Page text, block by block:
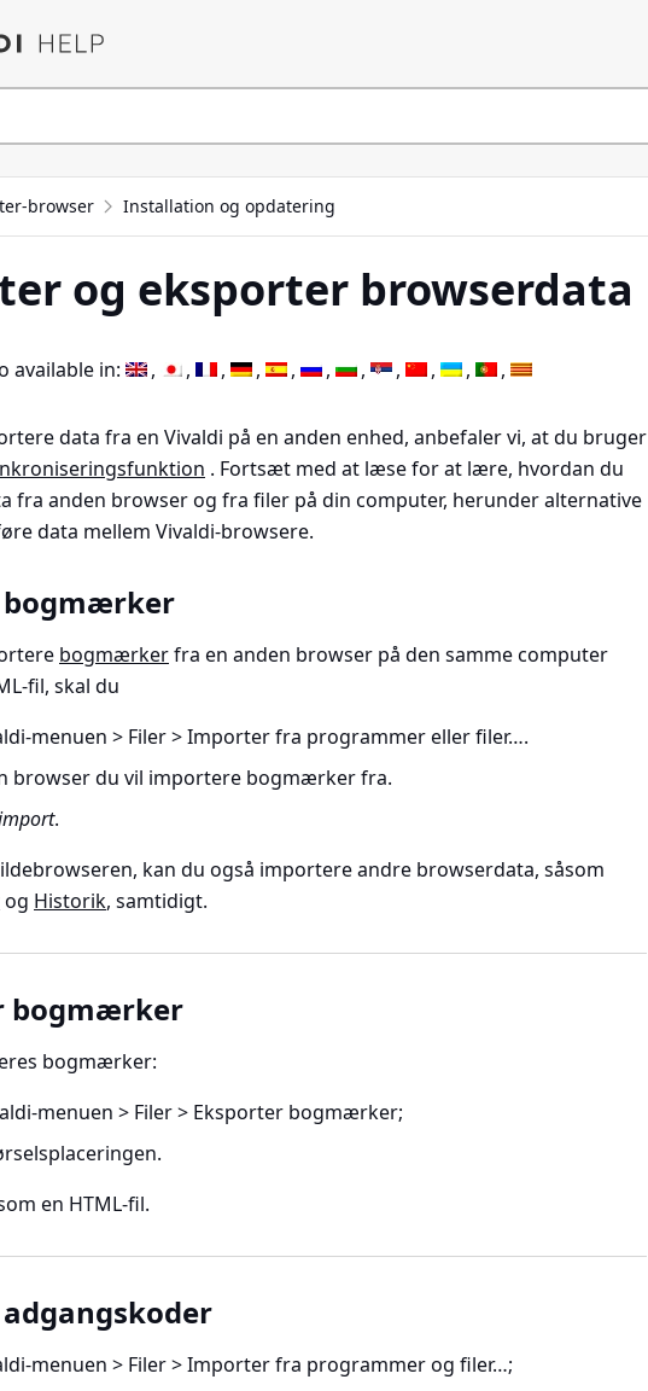
browser Installation og opdatering
og eksporter browserdata
available in:
data fra en Vivaldi på en anden enhed, anbefaler vi, at du bruger
. Fortsæt med at læse for at lære, hvordan du
fra anden browser og fra filer på din computer, herunder alternative
data mellem Vivaldi-browsere.
bogmærkerfra en anden browser på den samme computer
fil, skal du
menuen > Filer > Importer fra programmer eller filer….
browser du vil importere bogmærker fra.
.
kan du også importere andre browserdata, såsom
og Historik, samtidigt.
bogmærker
bogmærker:
menuen > Filer > Eksporter bogmærker;
en HTML-fil.
menuen > Filer > Importer fra programmer og filer…;